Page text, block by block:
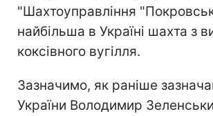
"Шахтоуправління
найбільша в Україні шахта з
коксівного вугілля.
Зазначимо, як раніше
України Володимир